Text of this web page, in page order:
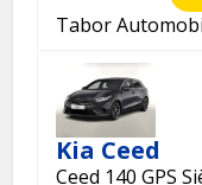
Tabor
Kia Ceed
Ceed 140 GPS